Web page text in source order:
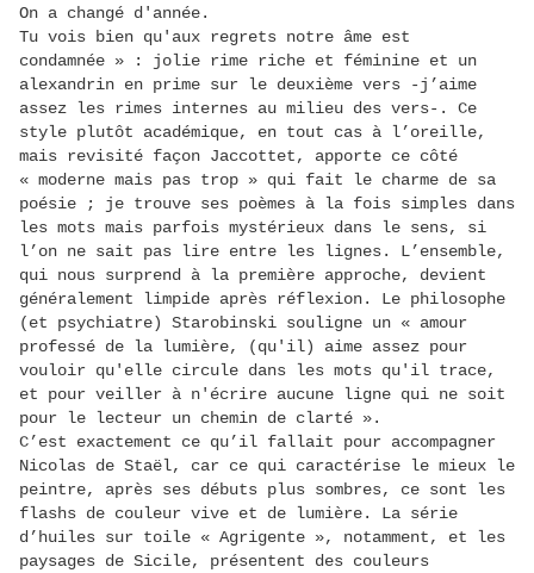
On a changé d'année.
Tu vois bien qu'aux regrets notre âme est
condamnée » : jolie rime riche et féminine et un
alexandrin en prime sur le deuxième vers -j’aime
assez les rimes internes au milieu des vers-. Ce
style plutôt académique, en tout cas à l’oreille,
mais revisité façon Jaccottet, apporte ce côté
« moderne mais pas trop » qui fait le charme de sa
poésie ; je trouve ses poèmes à la fois simples dans
les mots mais parfois mystérieux dans le sens, si
l’on ne sait pas lire entre les lignes. L’ensemble,
qui nous surprend à la première approche, devient
généralement limpide après réflexion. Le philosophe
(et psychiatre) Starobinski souligne un « amour
professé de la lumière, (qu'il) aime assez pour
vouloir qu'elle circule dans les mots qu'il trace,
et pour veiller à n'écrire aucune ligne qui ne soit
pour le lecteur un chemin de clarté ».
C’est exactement ce qu’il fallait pour accompagner
Nicolas de Staël, car ce qui caractérise le mieux le
peintre, après ses débuts plus sombres, ce sont les
flashs de couleur vive et de lumière. La série
d’huiles sur toile « Agrigente », notamment, et les
paysages de Sicile, présentent des couleurs